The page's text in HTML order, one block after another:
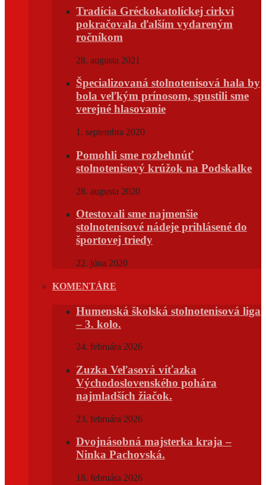
Tradícia Gréckokatolíckej cirkvi
pokračovala ďalším vydareným
ročníkom
28. augusta 2021
Špecializovaná stolnotenisová hala by
bola veľkým prínosom, spustili sme
verejné hlasovanie
1. septembra 2020
Pomohli sme rozbehnúť
stolnotenisový krúžok na Podskalke
28. augusta 2020
Otestovali sme najmenšie
stolnotenisové nádeje prihlásené do
športovej triedy
22. júna 2020
KOMENTÁRE
Humenská školská stolnotenisová liga
– 3. kolo.
24. februára 2026
Zuzka Veľasová víťazka
Východoslovenského pohára
najmladších žiačok.
23. februára 2026
Dvojnásobná majsterka kraja –
Ninka Pachovská.
18. februára 2026